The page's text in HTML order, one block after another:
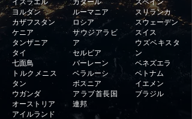
ヨルダン
カザフスタン
ケニア
タンザニア
タイ
七面鳥
トルクメニス
タン
ウガンダ
オーストリア
アイルランド
ルーマニア
ロシア
サウジアラビ
ア
セルビア
バーレーン
ベラルーシ
ボスニア
アラブ首長国
連邦
スリランカ
スウェーデン
スイス
ウズベキスタ
ン
ベネズエラ
ベトナム
イエメン
ブラジル